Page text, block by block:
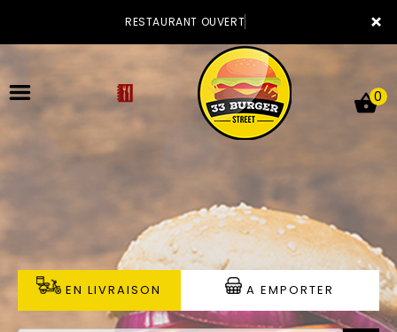
×
RESTAURANT OUVERT
LA CARTE
VOTRE COMPTE
NOTRE RESTAURANT
0
EN LIVRAISON A EMPORTER